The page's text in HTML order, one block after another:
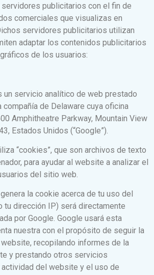
publicitarios con el fin de
comerciales que visualizas en
servidores publicitarios utilizan
adaptar los contenidos publicitarios
de los usuarios:
un servicio analítico de web prestado
compañía de Delaware cuya oficina
Amphitheatre Parkway, Mountain View
Estados Unidos (“Google”).
“cookies”, que son archivos de texto
para ayudar al website a analizar el
del sitio web.
la cookie acerca de tu uso del
tu dirección IP) será directamente
por Google. Google usará esta
nuestra con el propósito de seguir la
recopilando informes de la
y prestando otros servicios
del website y el uso de